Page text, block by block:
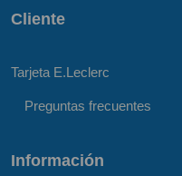
Cliente
Tarjeta E.Leclerc
Preguntas frecuentes
Información